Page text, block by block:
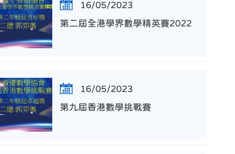
16/05/2023
第二屆全港學界數學精英賽2022
16/05/2023
第九屆香港數學挑戰賽